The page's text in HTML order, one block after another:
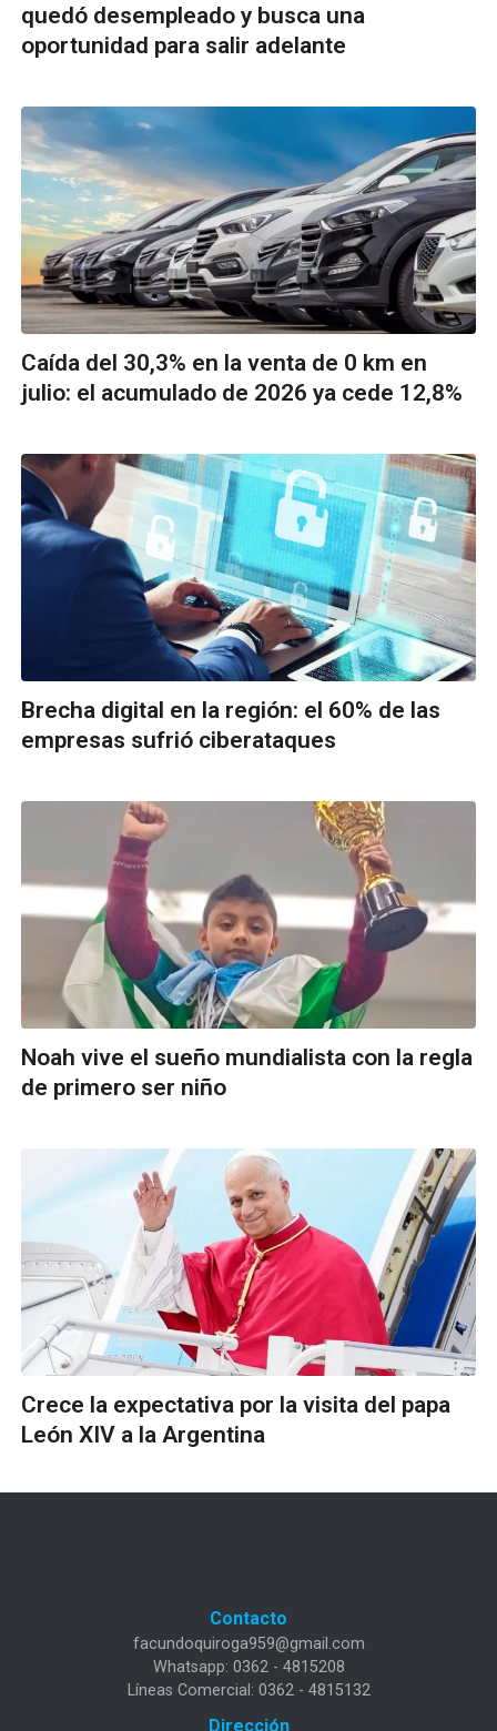
quedó desempleado y busca una
oportunidad para salir adelante
Caída del 30,3% en la venta de 0 km en
julio: el acumulado de 2026 ya cede 12,8%
Brecha digital en la región: el 60% de las
empresas sufrió ciberataques
Noah vive el sueño mundialista con la regla
de primero ser niño
Crece la expectativa por la visita del papa
León XIV a la Argentina
Contacto
facundoquiroga959@gmail.com
Whatsapp: 0362 - 4815208
Líneas Comercial: 0362 - 4815132
Dirección